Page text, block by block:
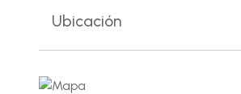
Ubicación